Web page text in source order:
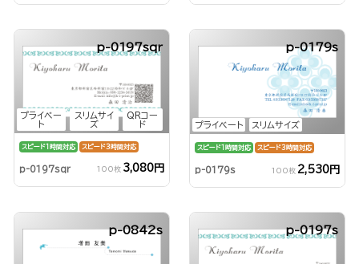
プライベー
ト
スリムサイ
ズ
QRコー
ド
p-0197sqr
スピード1時間対応 スピード3時間対応
p-0197sqr 100枚 3,080円
プライベート スリムサイズ
p-0179s
スピード1時間対応 スピード3時間対応
p-0179s 100枚 2,530円
p-0842s p-0197s